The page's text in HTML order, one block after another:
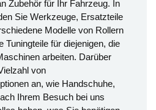
Zubehör für Ihr Fahrzeug. In
Sie Werkzeuge, Ersatzteile
Modelle von Rollern
Tuningteile für diejenigen, die
arbeiten. Darüber
von
an, wie Handschuhe,
Ihrem Besuch bei uns